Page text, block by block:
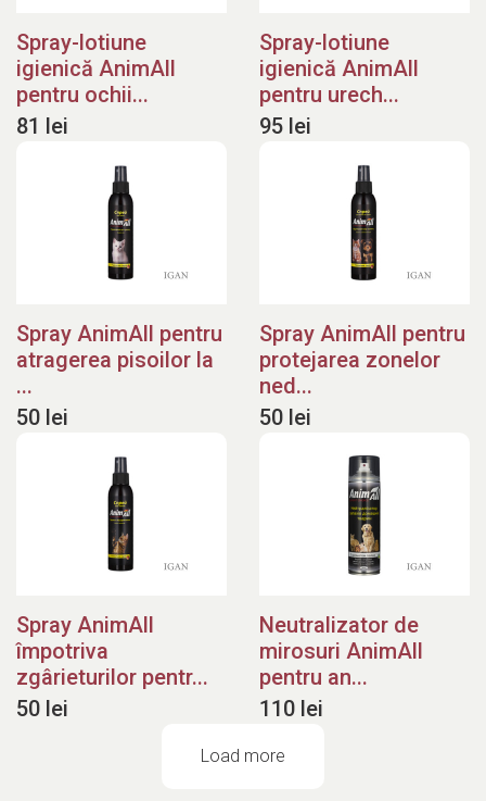
Spray-lotiune
igienică AnimAll
pentru ochii...
81 lei
Spray-lotiune
igienică AnimAll
pentru urech...
95 lei
Spray AnimAll pentru
atragerea pisoilor la
...
50 lei
Spray AnimAll pentru
protejarea zonelor
ned...
50 lei
Spray AnimAll
împotriva
zgârieturilor pentr...
50 lei
Neutralizator de
mirosuri AnimAll
pentru an...
110 lei
Load more